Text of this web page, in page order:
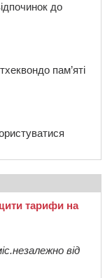
до
пам’яті
тарифи на
від